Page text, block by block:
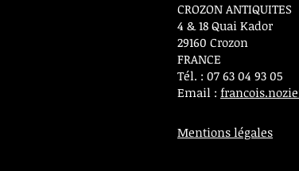
CROZON ANTIQUITES
4 & 18 Quai Kador
29160 Crozon
FRANCE
Tél. : 07 63 04 93 05
Email :
Mentions légales